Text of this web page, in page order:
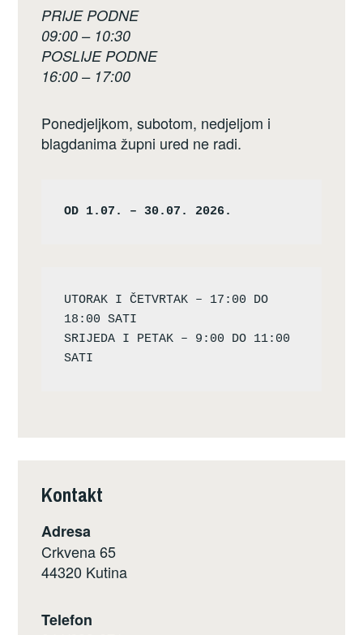
PRIJE PODNE
09:00 – 10:30
POSLIJE PODNE
16:00 – 17:00
Ponedjeljkom, subotom, nedjeljom i
blagdanima župni ured ne radi.
OD 1.07. – 30.07. 2026.
UTORAK I ČETVRTAK – 17:00 DO
18:00 SATI
SRIJEDA I PETAK – 9:00 DO 11:00
Kontakt
Adresa
Crkvena 65
44320 Kutina
Telefon